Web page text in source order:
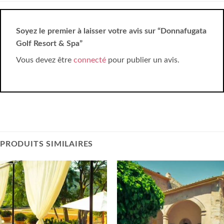
Soyez le premier à laisser votre avis sur “Donnafugata
Golf Resort & Spa”
Vous devez être connecté pour publier un avis.
PRODUITS SIMILAIRES